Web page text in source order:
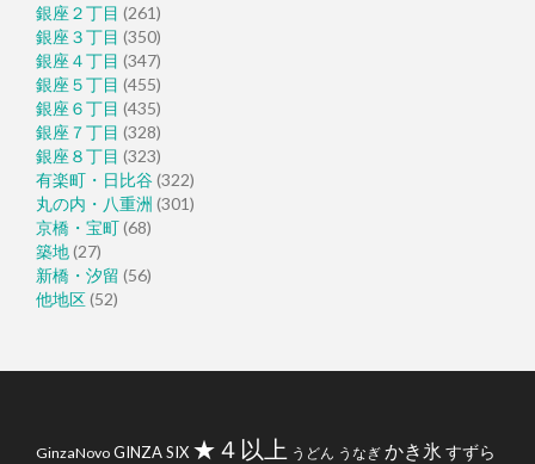
銀座２丁目 (261)
銀座３丁目 (350)
銀座４丁目 (347)
銀座５丁目 (455)
銀座６丁目 (435)
銀座７丁目 (328)
銀座８丁目 (323)
有楽町・日比谷(322)
丸の内・八重洲 (301)
京橋・宝町(68)
築地(27)
新橋・汐留 (56)
他地区(52)
GinzaNovo GINZA SIX ★４以上 うどん うなぎ かき氷 すずら